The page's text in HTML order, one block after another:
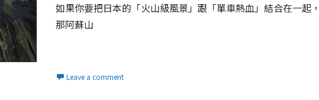
如果你要把日本的「火山級風景」跟「單車熱血」結合在一起，
那阿蘇山
Leave a comment